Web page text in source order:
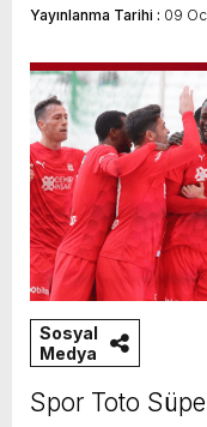
Yayınlanma Tarihi : 09
Sosyal
Medya
Spor Toto